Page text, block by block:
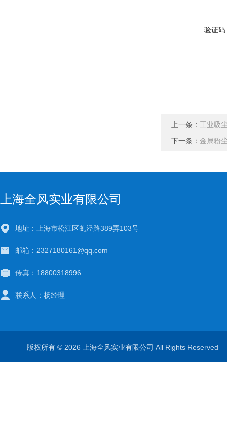
验证码
上一条： 工业吸
下一条： 金属粉
上海全风实业有限公司
地址：上海市松江区虬泾路389弄103号
邮箱：2327180161@qq.com
传真：18800318996
联系人：杨经理
版权所有 © 2026 上海全风实业有限公司 All Rights